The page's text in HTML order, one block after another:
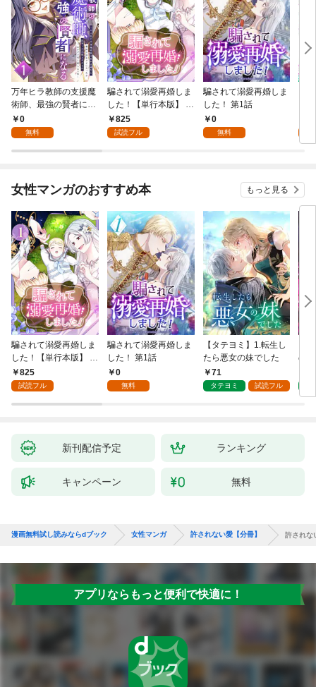
万年ヒラ教師の支援魔
術師、最強の賢者にな
る～不人気の支援魔術
師は給料泥棒だと魔術
が、出世した元教え子
らない件～ 第1話
0
無料
騙されて溺愛再婚しま
した！【単行本版】 1
巻825
試読フル
騙されて溺愛再婚しま
した！ 第1話
0
無料
女性マンガのおすすめ本 もっと見る
騙されて溺愛再婚しま
した！【単行本版】 1
巻825
試読フル
騙されて溺愛再婚しま
した！ 第1話
0
無料
【タテヨミ】1.転生し
たら悪女の妹でした
71
タテヨミ 試読フル
の
新刊配信予定 ランキング
キャンペーン 無料
漫画無料試し読みならdブック 女性マンガ 許されない愛【分冊】 許されな
アプリならもっと便利で快適に！